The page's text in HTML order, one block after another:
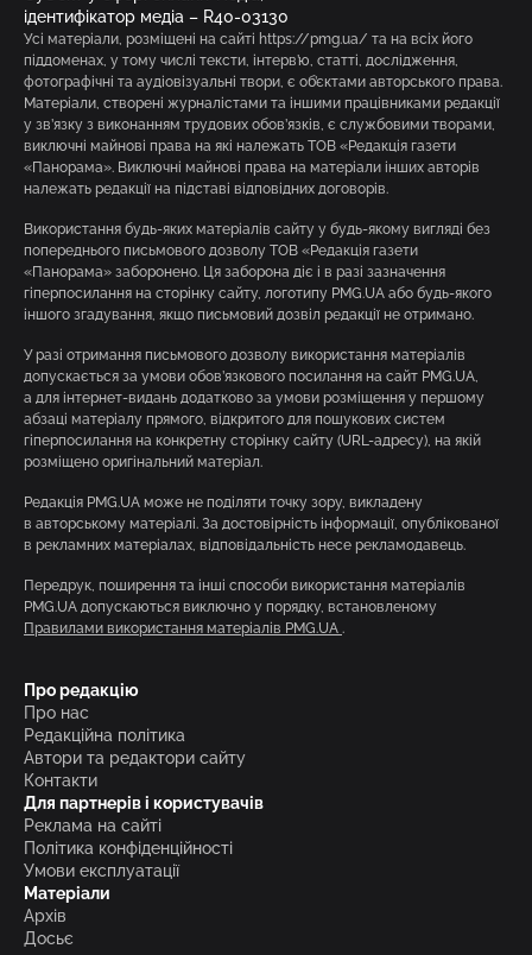
ідентифікатор медіа – R40-03130
Усі матеріали, розміщені на сайті https://pmg.ua/ та на всіх його
піддоменах, у тому числі тексти, інтерв’ю, статті, дослідження,
фотографічні та аудіовізуальні твори, є об’єктами авторського права.
Матеріали, створені журналістами та іншими працівниками редакції
у зв’язку з виконанням трудових обов’язків, є службовими творами,
виключні майнові права на які належать ТОВ «Редакція газети
«Панорама». Виключні майнові права на матеріали інших авторів
належать редакції на підставі відповідних договорів.
Використання будь-яких матеріалів сайту у будь-якому вигляді без
попереднього письмового дозволу ТОВ «Редакція газети
«Панорама» заборонено. Ця заборона діє і в разі зазначення
гіперпосилання на сторінку сайту, логотипу PMG.UA або будь-якого
іншого згадування, якщо письмовий дозвіл редакції не отримано.
У разі отримання письмового дозволу використання матеріалів
допускається за умови обов’язкового посилання на сайт PMG.UA,
а для інтернет-видань додатково за умови розміщення у першому
абзаці матеріалу прямого, відкритого для пошукових систем
гіперпосилання на конкретну сторінку сайту (URL-адресу), на якій
розміщено оригінальний матеріал.
Редакція PMG.UA може не поділяти точку зору, викладену
в авторському матеріалі. За достовірність інформації, опублікованої
в рекламних матеріалах, відповідальність несе рекламодавець.
Передрук, поширення та інші способи використання матеріалів
PMG.UA допускаються виключно у порядку, встановленому
Правилами використання матеріалів PMG.UA .
Про редакцію
Про нас
Редакційна політика
Автори та редактори сайту
Контакти
Для партнерів і користувачів
Реклама на сайті
Політика конфіденційності
Умови експлуатації
Матеріали
Архів
Досьє